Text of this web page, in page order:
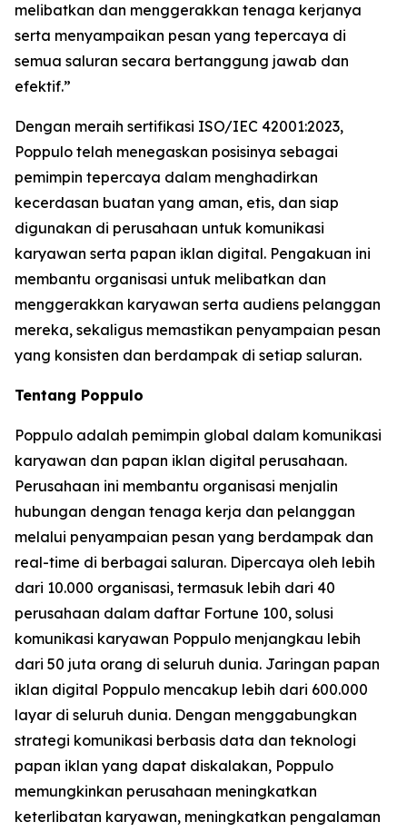
melibatkan dan menggerakkan tenaga kerjanya
serta menyampaikan pesan yang tepercaya di
semua saluran secara bertanggung jawab dan
efektif.”
Dengan meraih sertifikasi ISO/IEC 42001:2023,
Poppulo telah menegaskan posisinya sebagai
pemimpin tepercaya dalam menghadirkan
kecerdasan buatan yang aman, etis, dan siap
digunakan di perusahaan untuk komunikasi
karyawan serta papan iklan digital. Pengakuan ini
membantu organisasi untuk melibatkan dan
menggerakkan karyawan serta audiens pelanggan
mereka, sekaligus memastikan penyampaian pesan
yang konsisten dan berdampak di setiap saluran.
Tentang Poppulo
Poppulo adalah pemimpin global dalam komunikasi
karyawan dan papan iklan digital perusahaan.
Perusahaan ini membantu organisasi menjalin
hubungan dengan tenaga kerja dan pelanggan
melalui penyampaian pesan yang berdampak dan
real-time di berbagai saluran. Dipercaya oleh lebih
dari 10.000 organisasi, termasuk lebih dari 40
perusahaan dalam daftar Fortune 100, solusi
komunikasi karyawan Poppulo menjangkau lebih
dari 50 juta orang di seluruh dunia. Jaringan papan
iklan digital Poppulo mencakup lebih dari 600.000
layar di seluruh dunia. Dengan menggabungkan
strategi komunikasi berbasis data dan teknologi
papan iklan yang dapat diskalakan, Poppulo
memungkinkan perusahaan meningkatkan
keterlibatan karyawan, meningkatkan pengalaman